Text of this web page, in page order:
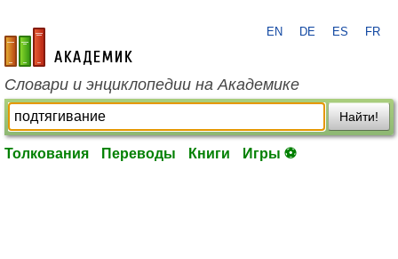
academic.ru
EN DE ES FR
Словари и энциклопедии на Академике
Найти!
Толкования Переводы Книги Игры ⚽